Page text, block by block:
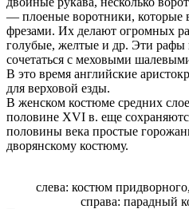
— плоеные воротники, которые
фрезами. Их делают огромных
голубые, желтые и др. Эти рафы
сочетаться с меховыми
В это время английские
для верховой езды.
В женском костюме средних
половине XVI в. еще
половины века простые
дворянскому костюму.
слева: костюм
справа: парадный